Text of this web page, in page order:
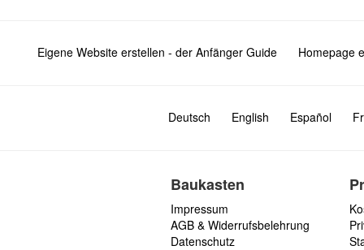
Eigene Website erstellen - der Anfänger Guide Homepage
Deutsch English Español
Baukasten
Impressum
AGB & Widerrufsbelehrung
Datenschutz